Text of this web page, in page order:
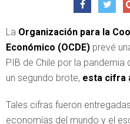
La Organización para la
Económico (OCDE) prevé
PIB de Chile por la pandemia
un segundo brote, esta cifra
Tales cifras fueron
economías del mundo y el